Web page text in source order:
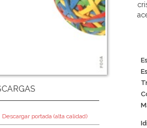
Descargar portada (alta calidad)